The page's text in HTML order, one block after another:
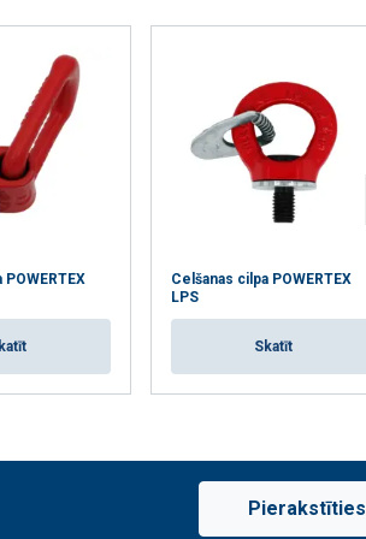
Celšanas cilpa POWERTEX
LPS
Skatīt
Pierakstīties